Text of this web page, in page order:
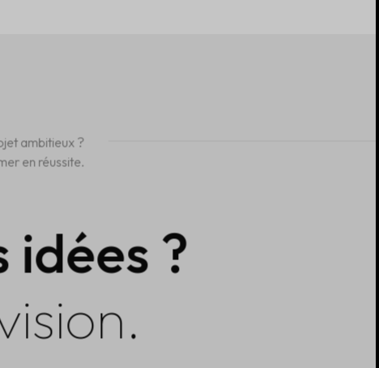
ambitieux ?
en réussite.
?